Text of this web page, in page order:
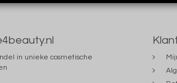
in unieke cosmetische